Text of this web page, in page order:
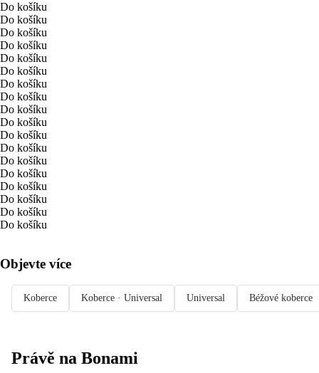
Do košíku
Do košíku
Do košíku
Do košíku
Do košíku
Do košíku
Do košíku
Do košíku
Do košíku
Do košíku
Do košíku
Do košíku
Do košíku
Do košíku
Do košíku
Do košíku
Do košíku
Do košíku
Objevte více
Koberce Koberce · Universal Universal Béžové koberce
Právě na Bonami